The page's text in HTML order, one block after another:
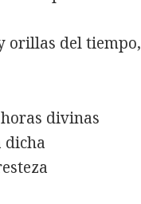
orillas del tiempo,
divinas
dicha